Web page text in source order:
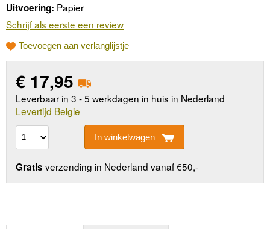
Uitvoering: Papier
Schrijf als eerste een review
Toevoegen aan verlanglijstje
€ 17,95
Leverbaar in 3 - 5 werkdagen in huis in Nederland
Levertijd Belgie
In winkelwagen
Gratis verzending in Nederland vanaf €50,-